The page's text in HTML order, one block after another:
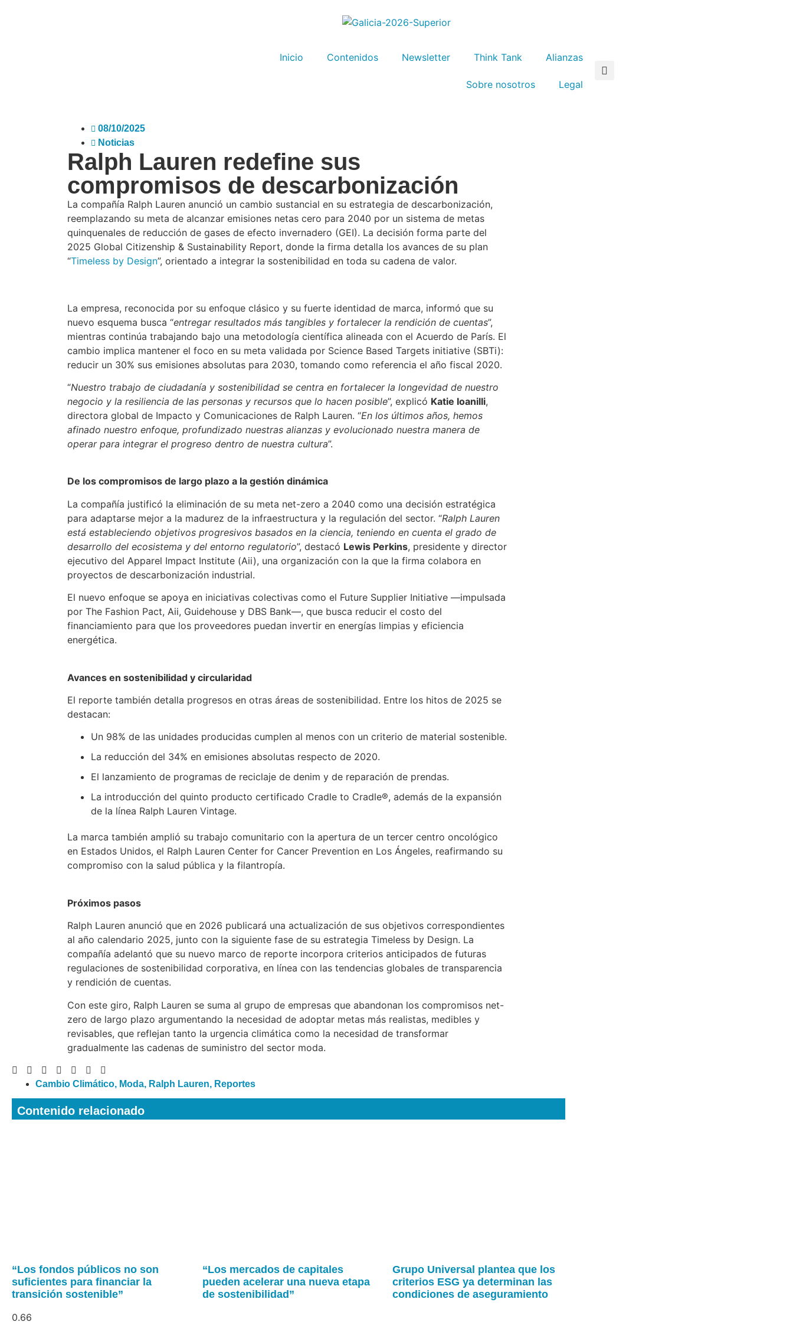
Inicio Contenidos Newsletter Think Tank Alianzas
Sobre nosotros Legal
08/10/2025
Noticias
Ralph Lauren redefine sus
compromisos de descarbonización
La compañía Ralph Lauren anunció un cambio sustancial en su estrategia de descarbonización,
reemplazando su meta de alcanzar emisiones netas cero para 2040 por un sistema de metas
quinquenales de reducción de gases de efecto invernadero (GEI). La decisión forma parte del
2025 Global Citizenship & Sustainability Report, donde la firma detalla los avances de su plan
“Timeless by Design”, orientado a integrar la sostenibilidad en toda su cadena de valor.
La empresa, reconocida por su enfoque clásico y su fuerte identidad de marca, informó que su
nuevo esquema busca “entregar resultados más tangibles y fortalecer la rendición de cuentas”,
mientras continúa trabajando bajo una metodología científica alineada con el Acuerdo de París. El
cambio implica mantener el foco en su meta validada por Science Based Targets initiative (SBTi):
reducir un 30% sus emisiones absolutas para 2030, tomando como referencia el año fiscal 2020.
“Nuestro trabajo de ciudadanía y sostenibilidad se centra en fortalecer la longevidad de nuestro
negocio y la resiliencia de las personas y recursos que lo hacen posible”, explicó Katie Ioanilli,
directora global de Impacto y Comunicaciones de Ralph Lauren. “En los últimos años, hemos
afinado nuestro enfoque, profundizado nuestras alianzas y evolucionado nuestra manera de
operar para integrar el progreso dentro de nuestra cultura”.
De los compromisos de largo plazo a la gestión dinámica
La compañía justificó la eliminación de su meta net-zero a 2040 como una decisión estratégica
para adaptarse mejor a la madurez de la infraestructura y la regulación del sector. “Ralph Lauren
está estableciendo objetivos progresivos basados en la ciencia, teniendo en cuenta el grado de
desarrollo del ecosistema y del entorno regulatorio”, destacó Lewis Perkins, presidente y director
ejecutivo del Apparel Impact Institute (Aii), una organización con la que la firma colabora en
proyectos de descarbonización industrial.
El nuevo enfoque se apoya en iniciativas colectivas como el Future Supplier Initiative —impulsada
por The Fashion Pact, Aii, Guidehouse y DBS Bank—, que busca reducir el costo del
financiamiento para que los proveedores puedan invertir en energías limpias y eficiencia
energética.
Avances en sostenibilidad y circularidad
El reporte también detalla progresos en otras áreas de sostenibilidad. Entre los hitos de 2025 se
destacan:
Un 98% de las unidades producidas cumplen al menos con un criterio de material sostenible.
La reducción del 34% en emisiones absolutas respecto de 2020.
El lanzamiento de programas de reciclaje de denim y de reparación de prendas.
La introducción del quinto producto certificado Cradle to Cradle®, además de la expansión
de la línea Ralph Lauren Vintage.
La marca también amplió su trabajo comunitario con la apertura de un tercer centro oncológico
en Estados Unidos, el Ralph Lauren Center for Cancer Prevention en Los Ángeles, reafirmando su
compromiso con la salud pública y la filantropía.
Próximos pasos
Ralph Lauren anunció que en 2026 publicará una actualización de sus objetivos correspondientes
al año calendario 2025, junto con la siguiente fase de su estrategia Timeless by Design. La
compañía adelantó que su nuevo marco de reporte incorpora criterios anticipados de futuras
regulaciones de sostenibilidad corporativa, en línea con las tendencias globales de transparencia
y rendición de cuentas.
Con este giro, Ralph Lauren se suma al grupo de empresas que abandonan los compromisos net-
zero de largo plazo argumentando la necesidad de adoptar metas más realistas, medibles y
revisables, que reflejan tanto la urgencia climática como la necesidad de transformar
gradualmente las cadenas de suministro del sector moda.
Cambio Climático, Moda, Ralph Lauren, Reportes
Contenido relacionado
“Los fondos públicos no son
suficientes para financiar la
transición sostenible”
“Los mercados de capitales
pueden acelerar una nueva etapa
de sostenibilidad”
Grupo Universal plantea que los
criterios ESG ya determinan las
condiciones de aseguramiento